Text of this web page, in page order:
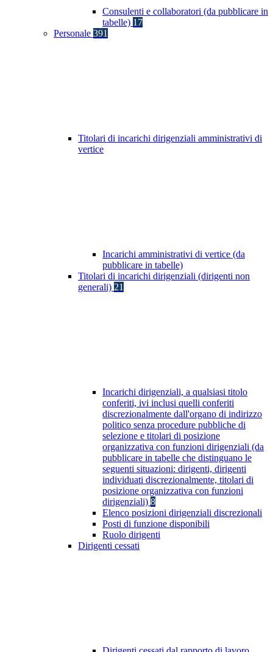
Consulenti e collaboratori (da pubblicare in
tabelle) 17
Personale 391
Titolari di incarichi dirigenziali amministrativi di
vertice
Incarichi amministrativi di vertice (da
pubblicare in tabelle)
Titolari di incarichi dirigenziali (dirigenti non
generali) 21
Incarichi dirigenziali, a qualsiasi titolo
conferiti, ivi inclusi quelli conferiti
discrezionalmente dall'organo di indirizzo
politico senza procedure pubbliche di
selezione e titolari di posizione
organizzativa con funzioni dirigenziali (da
pubblicare in tabelle che distinguano le
seguenti situazioni: dirigenti, dirigenti
individuati discrezionalmente, titolari di
posizione organizzativa con funzioni
dirigenziali) 8
Elenco posizioni dirigenziali discrezionali
Posti di funzione disponibili
Ruolo dirigenti
Dirigenti cessati